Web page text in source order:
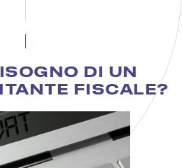
DI UN
FISCALE?